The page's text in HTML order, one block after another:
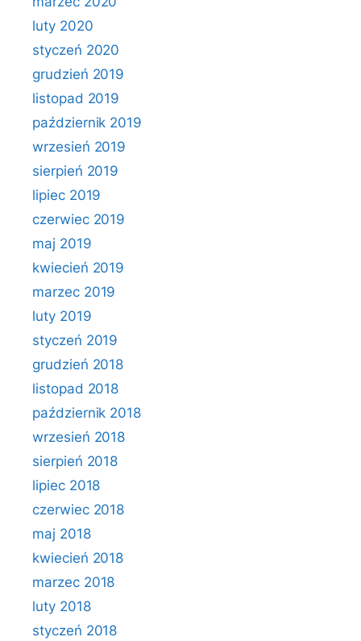
luty 2020
styczeń 2020
grudzień 2019
listopad 2019
październik 2019
wrzesień 2019
sierpień 2019
lipiec 2019
czerwiec 2019
maj 2019
kwiecień 2019
marzec 2019
luty 2019
styczeń 2019
grudzień 2018
listopad 2018
październik 2018
wrzesień 2018
sierpień 2018
lipiec 2018
czerwiec 2018
maj 2018
kwiecień 2018
marzec 2018
luty 2018
styczeń 2018